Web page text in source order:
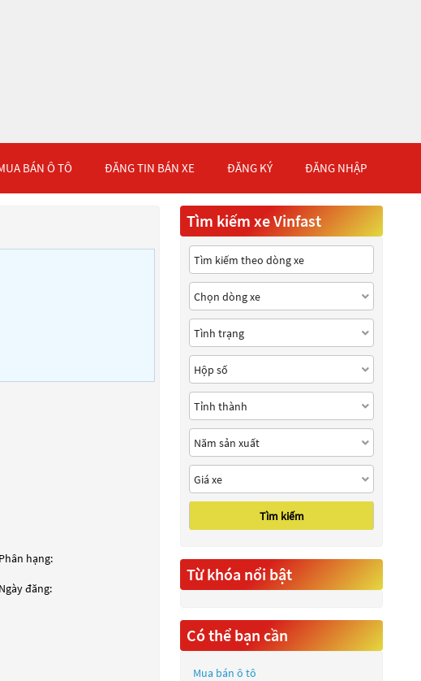
BÁN Ô TÔ ĐĂNG TIN BÁN XE ĐĂNG KÝ ĐĂNG NHẬP
Phân hạng:
Ngày đăng:
Tìm kiếm xe Vinfast
Tìm kiếm
Từ khóa nổi bật
Có thể bạn cần
Mua bán ô tô